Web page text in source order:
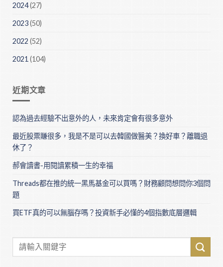
2024(27)
2023(50)
2022 (52)
2021 (104)
近期文章
認為過去經驗不出意外的人，未來肯定會有很多意外
最近股票賺很多，我是不是可以去韓國做醫美？換好車？離職退
休了？
郝會讀書-用閱讀累積一生的幸福
Threads都在推的統一黑馬基金可以買嗎？財務顧問想問你3個問
題
買ETF真的可以無腦存嗎？投資新手必懂的4個指數底層邏輯